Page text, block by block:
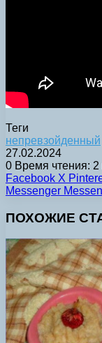
Теги
непревзойденный
27.02.2024
0 Время чтения: 2
Facebook X
Messenger
ПОХОЖИЕ